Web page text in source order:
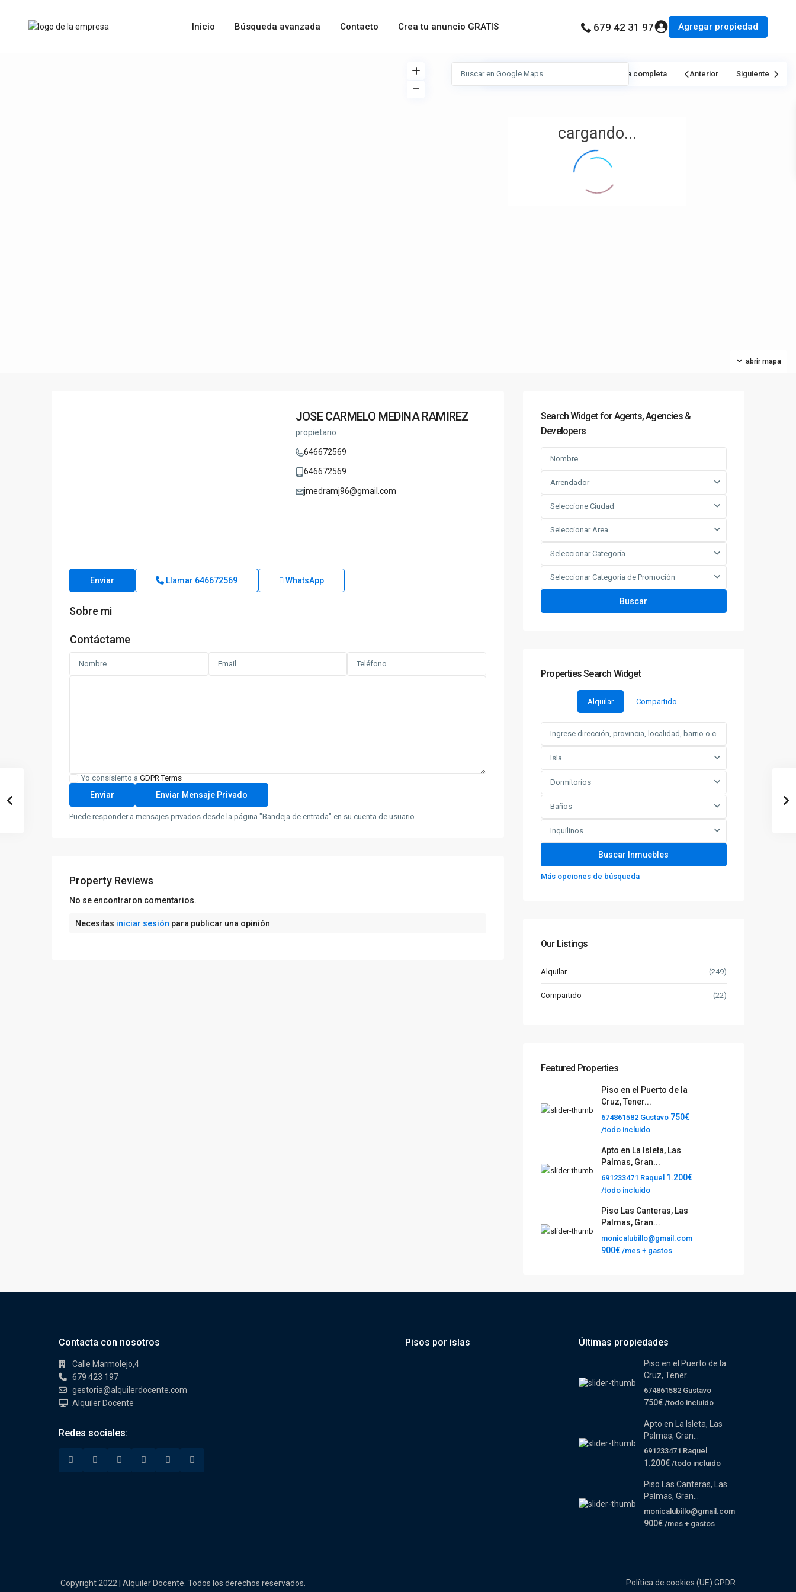
Inicio Búsqueda avanzada Contacto Crea tu anuncio GRATIS 679 42 31 97 Agregar propiedad
cargando...
abrir mapa
Ver Mi Ubicación Pantalla completa Anterior Siguiente
JOSE CARMELO MEDINA RAMIREZ
propietario
646672569
646672569
jmedramj96@gmail.com
Enviar Llamar 646672569 WhatsApp
Sobre mi
Contáctame
Yo consisiento a GDPR Terms
Puede responder a mensajes privados desde la página "Bandeja de entrada" en su cuenta de usuario.
Property Reviews
No se encontraron comentarios.
Necesitas iniciar sesión para publicar una opinión
Search Widget for Agents, Agencies &
Developers
Arrendador
Seleccione Ciudad
Seleccionar Area
Seleccionar Categoría
Seleccionar Categoría de Promoción
Buscar
Properties Search Widget
Alquilar Compartido
Isla
Dormitorios
Baños
Inquilinos
Más opciones de búsqueda
Our Listings
Alquilar (249)
Compartido (22)
Featured Properties
Piso en el Puerto de la
Cruz, Tener...
674861582 Gustavo 750€
/todo incluido
Apto en La Isleta, Las
Palmas, Gran...
691233471 Raquel 1.200€
/todo incluido
Piso Las Canteras, Las
Palmas, Gran...
monicalubillo@gmail.com
900€ /mes + gastos
Contacta con nosotros
Calle Marmolejo,4
679 423 197
gestoria@alquilerdocente.com
Alquiler Docente
Redes sociales:
Pisos por islas Últimas propiedades
Piso en el Puerto de la
Cruz, Tener...
674861582 Gustavo
750€ /todo incluido
Apto en La Isleta, Las
Palmas, Gran...
691233471 Raquel
1.200€ /todo incluido
Piso Las Canteras, Las
Palmas, Gran...
monicalubillo@gmail.com
900€ /mes + gastos
Copyright 2022 | Alquiler Docente. Todos los derechos reservados. Política de cookies (UE) GPDR